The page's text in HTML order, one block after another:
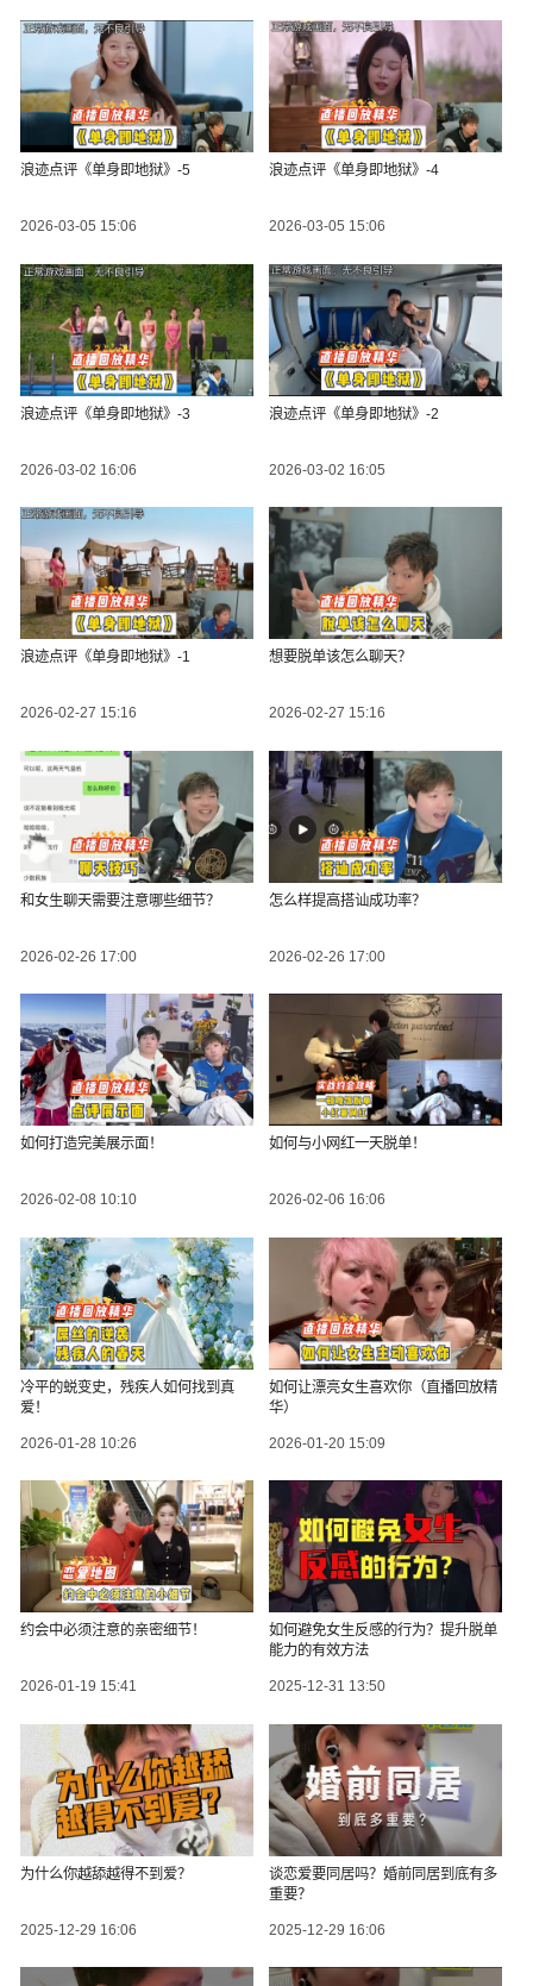
浪迹点评《单身即地狱》-5
2026-03-05 15:06
浪迹点评《单身即地狱》-4
2026-03-05 15:06
浪迹点评《单身即地狱》-3
2026-03-02 16:06
浪迹点评《单身即地狱》-2
2026-03-02 16:05
浪迹点评《单身即地狱》-1
2026-02-27 15:16
想要脱单该怎么聊天？
2026-02-27 15:16
和女生聊天需要注意哪些细节？
2026-02-26 17:00
怎么样提高搭讪成功率？
2026-02-26 17:00
如何打造完美展示面！
2026-02-08 10:10
如何与小网红一天脱单！
2026-02-06 16:06
冷平的蜕变史，残疾人如何找到真
爱！
2026-01-28 10:26
如何让漂亮女生喜欢你（直播回放精
华）
2026-01-20 15:09
约会中必须注意的亲密细节！
2026-01-19 15:41
如何避免女生反感的行为？提升脱单
能力的有效方法
2025-12-31 13:50
为什么你越舔越得不到爱？
2025-12-29 16:06
谈恋爱要同居吗？婚前同居到底有多
重要？
2025-12-29 16:06